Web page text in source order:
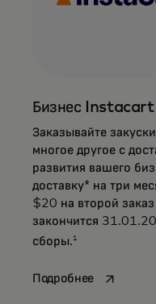
Бизнес Instacart
Заказывайте
многое другое с
развития вашего
доставку* на три
$20 на второй
закончится
сборы. 1
Подробнееopens in a